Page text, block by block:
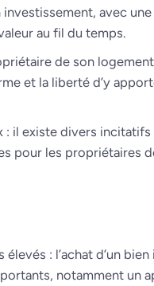
avec
au fil du temps.
de son
et la liberté d’y
: il existe divers incitatifs
pour les propriétaires
: l’achat d’un
notamment un